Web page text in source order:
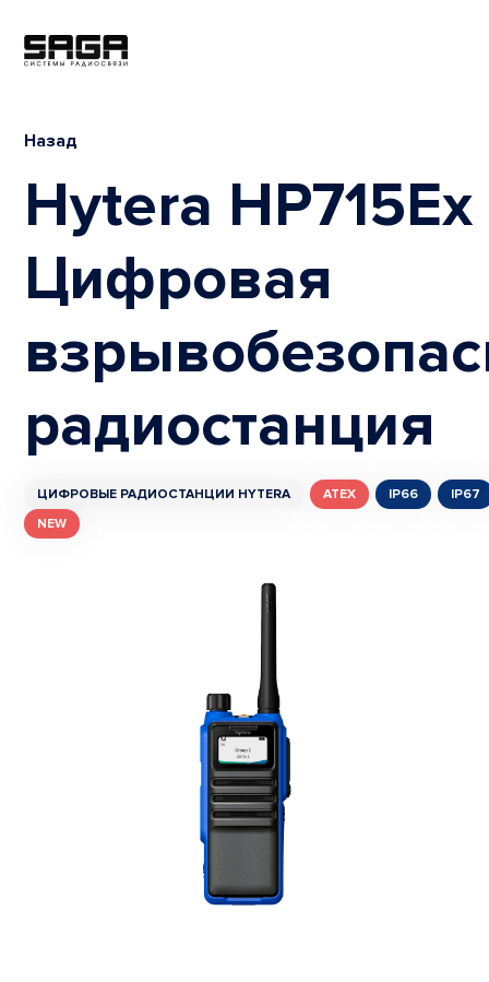
Назад
Hytera HP715Ex
Цифровая
радиостанция
ЦИФРОВЫЕ РАДИОСТАНЦИИ HYTERA ATEX IP66
IP67
NEW